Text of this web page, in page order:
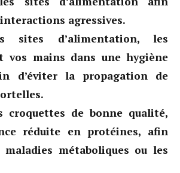
agressives.
sites d’alimentation, les
vos mains dans une hygiène
d’éviter la propagation de
croquettes de bonne qualité,
réduite en protéines, afin
maladies métaboliques ou les